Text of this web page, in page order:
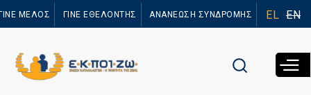
προς το
ΜΕΛΟΣ ΓΙΝΕ ΕΘΕΛΟΝΤΗΣ ΑΝΑΝΕΩΣΗ ΣΥΝΔΡΟΜΗΣ EL EN